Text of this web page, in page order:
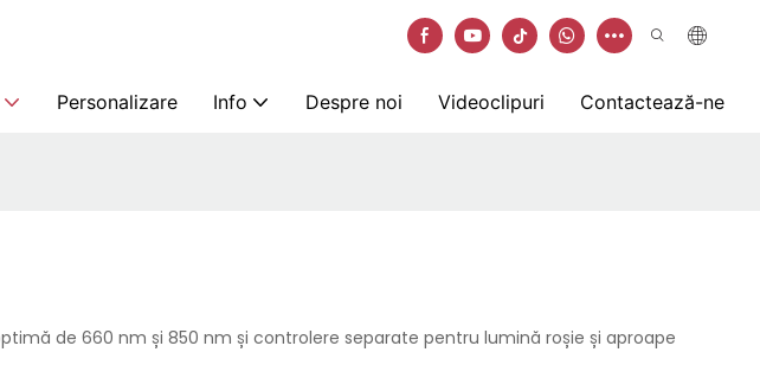
Personalizare Info Despre noi Videoclipuri Contactează-ne
de 660 nm și 850 nm și controlere separate pentru lumină roșie și aproape